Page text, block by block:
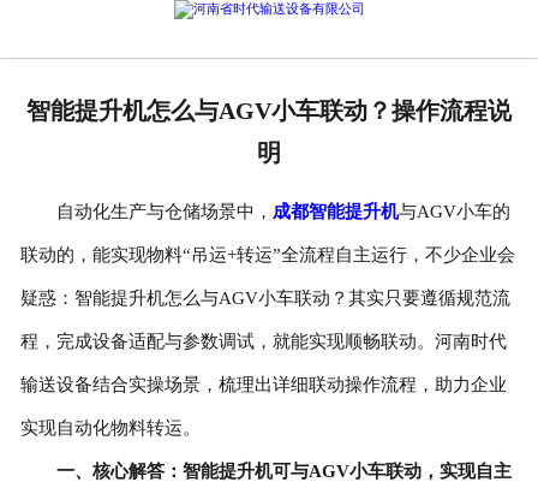
新闻中心
联系我们
智能提升机怎么与AGV小车联动？操作流程说
明
自动化生产与仓储场景中， 成都智能提升机与AGV小车的
联动的，能实现物料“吊运+转运”全流程自主运行，不少企业会
疑惑：智能提升机怎么与AGV小车联动？其实只要遵循规范流
程，完成设备适配与参数调试，就能实现顺畅联动。河南时代
输送设备结合实操场景，梳理出详细联动操作流程，助力企业
实现自动化物料转运。
一、核心解答：智能提升机可与AGV小车联动，实现自主